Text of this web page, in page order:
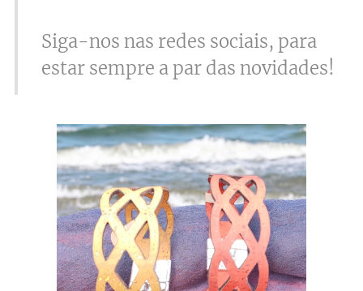
Siga-nos nas redes sociais, para
estar sempre a par das novidades!